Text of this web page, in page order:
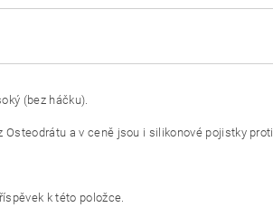
(bez háčku).
Osteodrátu a v ceně jsou i silikonové pojistky
k této položce.